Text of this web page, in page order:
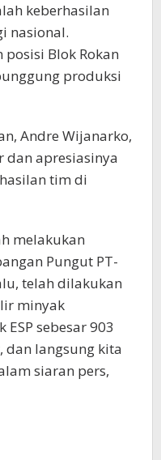
keberhasilan
nasional.
posisi Blok Rokan
produksi
Andre Wijanarko,
dan apresiasinya
tim di
melakukan
Pungut PT-
telah dilakukan
minyak
sebesar 903
dan langsung kita
siaran pers,